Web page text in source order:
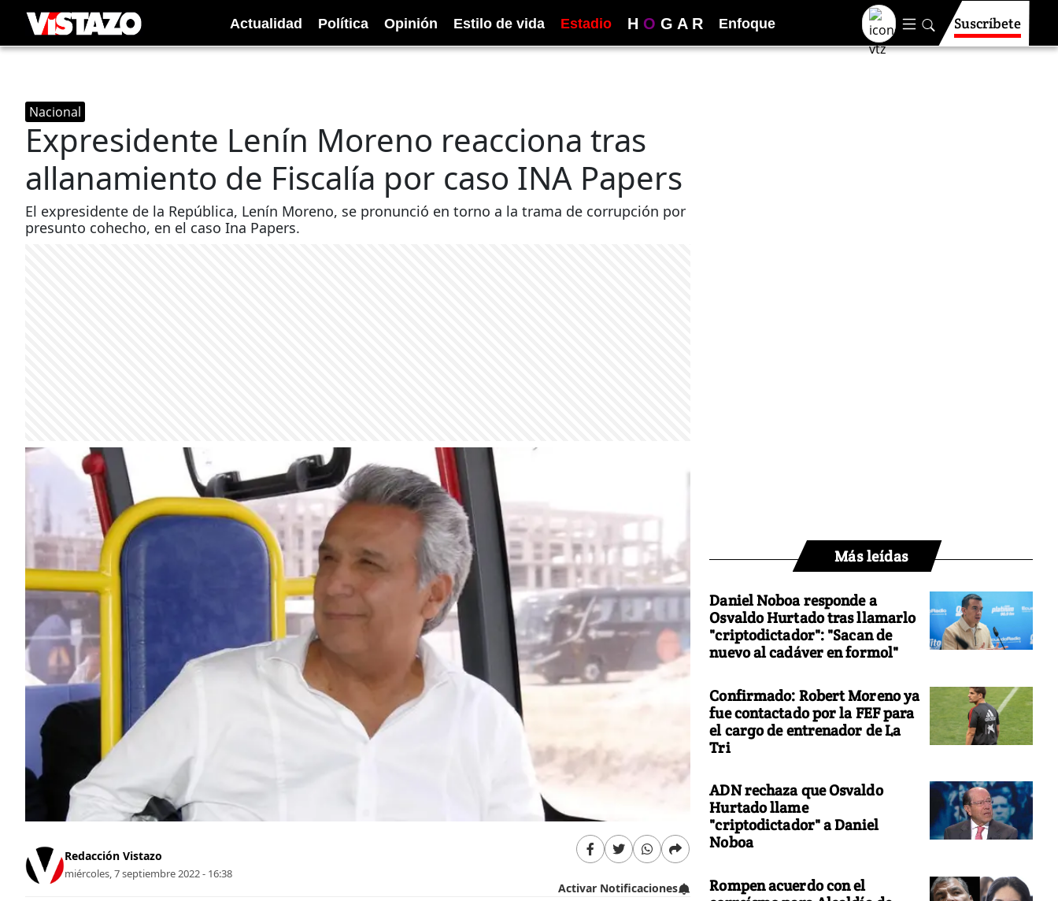
Actualidad Política Opinión Estilo de vida Estadio H O G A R Enfoque Suscríbete
Nacional
Expresidente Lenín Moreno reacciona tras
allanamiento de Fiscalía por caso INA Papers
El expresidente de la República, Lenín Moreno, se pronunció en torno a la trama de corrupción por
presunto cohecho, en el caso Ina Papers.
Redacción Vistazo
miércoles, 7 septiembre 2022 - 16:38
Activar Notificaciones
Más leídas
Daniel Noboa responde a
Osvaldo Hurtado tras llamarlo
"criptodictador": "Sacan de
nuevo al cadáver en formol"
Confirmado: Robert Moreno ya
fue contactado por la FEF para
el cargo de entrenador de La
Tri
ADN rechaza que Osvaldo
Hurtado llame
"criptodictador" a Daniel
Noboa
Rompen acuerdo con el